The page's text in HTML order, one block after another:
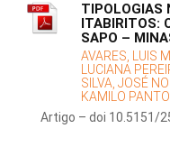
TIPOLOGIAS
ITABIRITOS:
SAPO –
AVARES, LUIS
LUCIANA
SILVA, JOSÉ
KAMILO
Artigo – doi 10.5151/